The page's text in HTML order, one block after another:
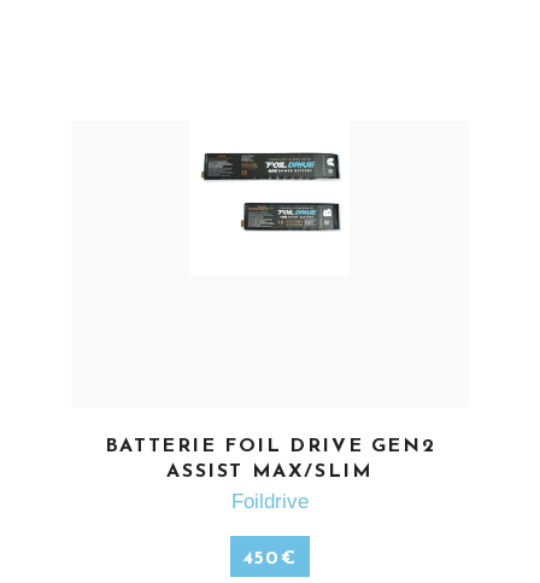
EN SAVOIR PLUS
BATTERIE FOIL DRIVE GEN2
ASSIST MAX/SLIM
Foildrive
450 €